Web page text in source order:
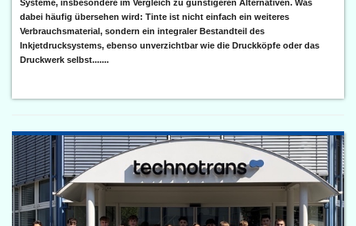
Systeme, insbesondere im Vergleich zu günstigeren Alternativen. Was
dabei häufig übersehen wird: Tinte ist nicht einfach ein weiteres
Verbrauchsmaterial, sondern ein integraler Bestandteil des
Inkjetdrucksystems, ebenso unverzichtbar wie die Druckköpfe oder das
Druckwerk selbst.......